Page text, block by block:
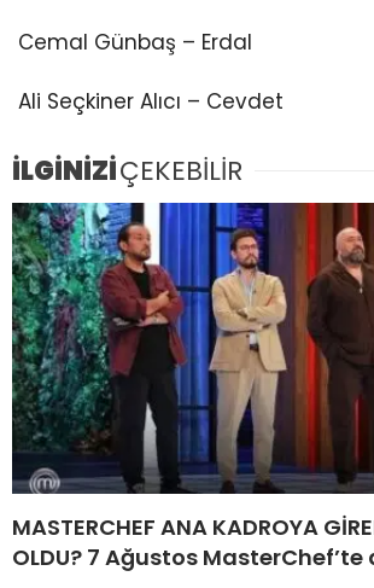
Cemal Günbaş – Erdal
Ali Seçkiner Alıcı – Cevdet
İLGİNİZİÇEKEBİLİR
MASTERCHEF ANA KADROYA
OLDU? 7 Ağustos MasterChef’te